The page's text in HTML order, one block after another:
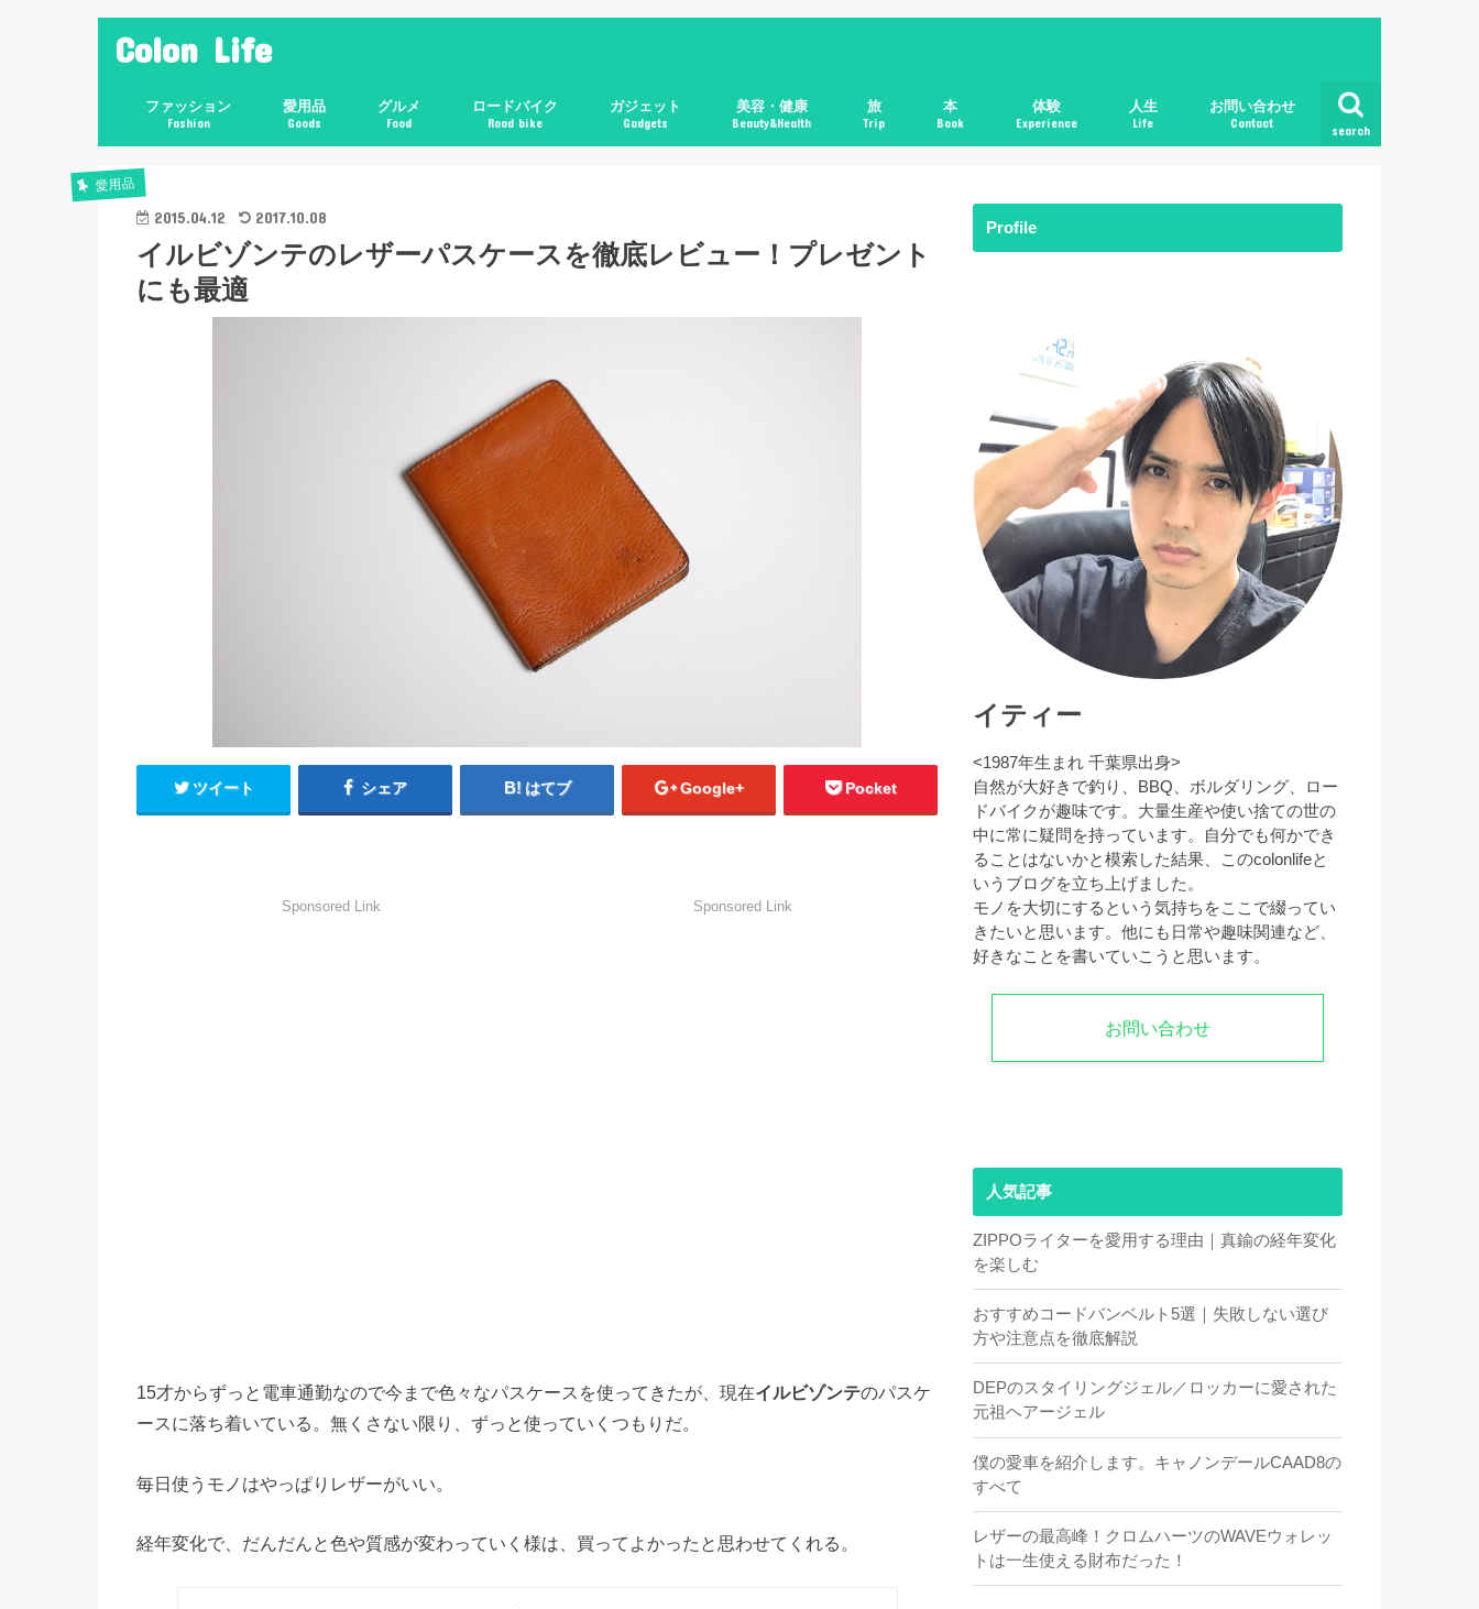
Colon Life
search
ファッション
Fashion
愛用品
Goods
グルメ
Food
ロードバイク
Road bike
ガジェット
Gadgets
美容・健康
Beauty&Health
旅
Trip
本
Book
体験
Experience
人生
Life
お問い合わせ
Contact
愛用品
2015.04.12 2017.10.08
イルビゾンテのレザーパスケースを徹底レビュー！プレゼント
にも最適
ツイート シェア はてブ Google+ Pocket
Sponsored Link Sponsored Link
15才からずっと電車通勤なので今まで色々なパスケースを使ってきたが、現在イルビゾンテのパスケ
ースに落ち着いている。無くさない限り、ずっと使っていくつもりだ。
毎日使うモノはやっぱりレザーがいい。
経年変化で、だんだんと色や質感が変わっていく様は、買ってよかったと思わせてくれる。
Profile
イティー
<1987年生まれ 千葉県出身>
自然が大好きで釣り、BBQ、ボルダリング、ロー
ドバイクが趣味です。大量生産や使い捨ての世の
中に常に疑問を持っています。自分でも何かでき
ることはないかと模索した結果、このcolonlifeと
いうブログを立ち上げました。
モノを大切にするという気持ちをここで綴ってい
きたいと思います。他にも日常や趣味関連など、
好きなことを書いていこうと思います。
お問い合わせ
人気記事
ZIPPOライターを愛用する理由｜真鍮の経年変化
を楽しむ
おすすめコードバンベルト5選｜失敗しない選び
方や注意点を徹底解説
DEPのスタイリングジェル／ロッカーに愛された
元祖ヘアージェル
僕の愛車を紹介します。キャノンデールCAAD8の
すべて
レザーの最高峰！クロムハーツのWAVEウォレッ
トは一生使える財布だった！